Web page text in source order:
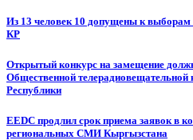
Из 13 человек 10 допущены к
КР
Открытый конкурс на замещение
Общественной
Республики
EEDC продлил срок приема заявок в
региональных СМИ Кыргызстана